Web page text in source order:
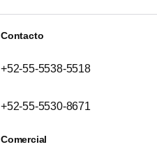
Contacto
+52-55-5538-5518
+52-55-5530-8671
Comercial